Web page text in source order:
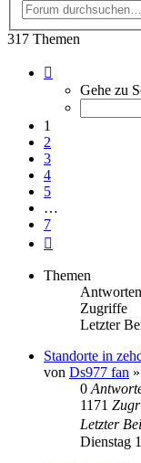
317 Themen
von
Gehe zu
1
2
3
4
5
…
7
Themen
Antworten
Zugriffe
Letzter
Standorte in
von Ds977 fan »
0
1171
Letzter
Dienstag